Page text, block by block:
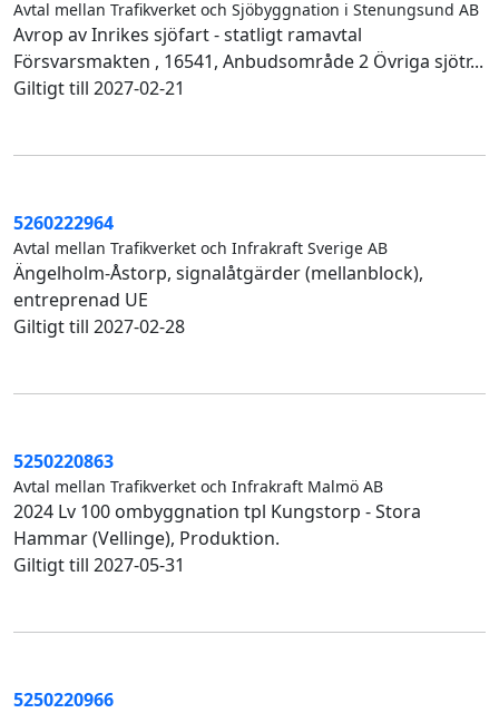
Avtal mellan Trafikverket och Sjöbyggnation i Stenungsund AB
Avrop av Inrikes sjöfart - statligt ramavtal
Försvarsmakten , 16541, Anbudsområde 2 Övriga sjötr...
Giltigt till 2027-02-21
5260222964
Avtal mellan Trafikverket och Infrakraft Sverige AB
Ängelholm-Åstorp, signalåtgärder (mellanblock),
entreprenad UE
Giltigt till 2027-02-28
5250220863
Avtal mellan Trafikverket och Infrakraft Malmö AB
2024 Lv 100 ombyggnation tpl Kungstorp - Stora
Hammar (Vellinge), Produktion.
Giltigt till 2027-05-31
5250220966